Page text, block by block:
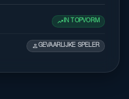
trending_upIN TOPVORM
personGEVAARLIJKE SPELER